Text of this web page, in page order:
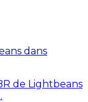
dans
de Lightbeans